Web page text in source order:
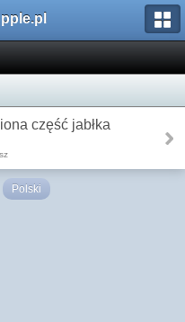
część jabłka
Polski